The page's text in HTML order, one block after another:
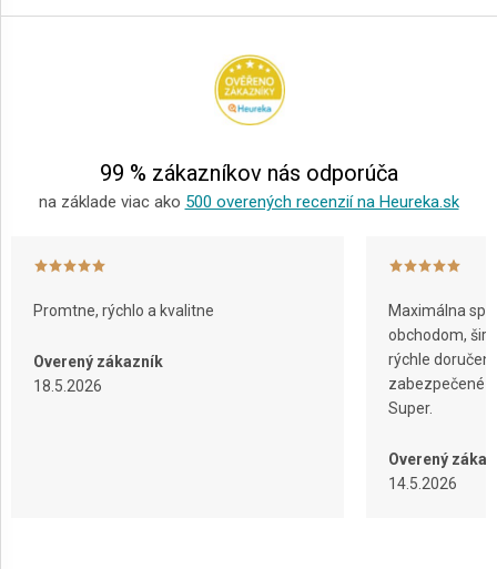
á
99 % zákazníkov nás odporúča
na základe viac ako 500 overených recenzií na Heureka.sk
Promtne, rýchlo a kvalitne
Overený zákazník
18.5.2026
Maximálna
obchodom,
rýchle
zabezpečené
Super.
Overený
14.5.2026